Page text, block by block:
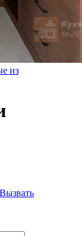
из
Вызвать